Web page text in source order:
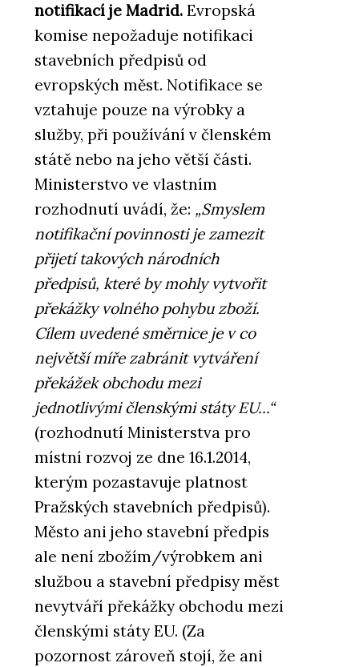
notifikací je Madrid. Evropská
komise nepožaduje notifikaci
stavebních předpisů od
evropských měst. Notifikace se
vztahuje pouze na výrobky a
služby, při používání v členském
státě nebo na jeho větší části.
Ministerstvo ve vlastním
rozhodnutí uvádí, že: „Smyslem
notifikační povinnosti je zamezit
přijetí takových národních
předpisů, které by mohly vytvořit
překážky volného pohybu zboží.
Cílem uvedené směrnice je v co
největší míře zabránit vytváření
překážek obchodu mezi
jednotlivými členskými státy EU...“
(rozhodnutí Ministerstva pro
místní rozvoj ze dne 16.1.2014,
kterým pozastavuje platnost
Pražských stavebních předpisů).
Město ani jeho stavební předpis
ale není zbožím/výrobkem ani
službou a stavební předpisy měst
nevytváří překážky obchodu mezi
členskými státy EU. (Za
pozornost zároveň stojí, že ani